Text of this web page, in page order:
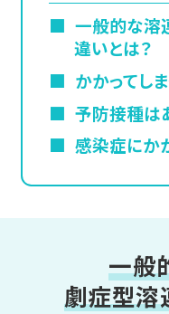
一般的な溶
違いとは？
かかってし
予防接種は
感染症にか
一般
劇症型溶